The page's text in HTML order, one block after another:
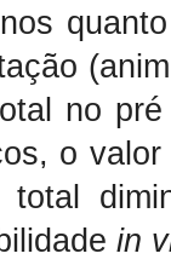
no
o
in